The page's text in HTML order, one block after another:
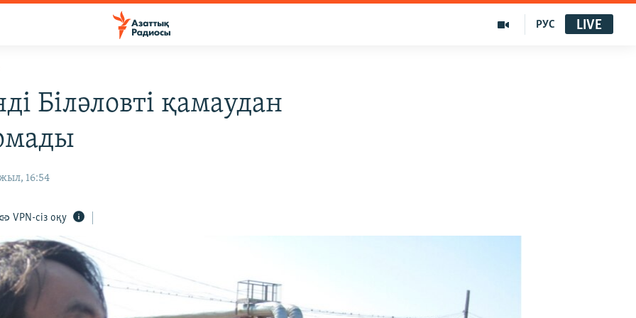
РУС LIVE
Біләловті қамаудан
16:54
VPN-сіз оқу